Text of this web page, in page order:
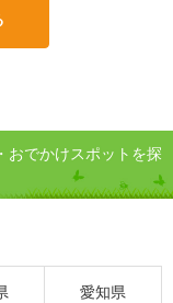
おでかけスポットを探
愛知県